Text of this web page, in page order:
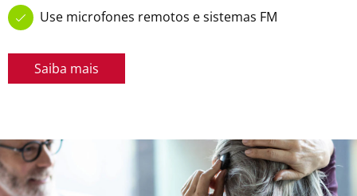
Use microfones remotos e sistemas FM
Saiba mais